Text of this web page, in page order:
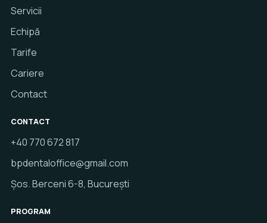
Servicii
Echipă
Tarife
Cariere
Contact
CONTACT
+40 770 672 817
bpdentaloffice@gmail.com
Șos. Berceni 6-8, București
PROGRAM